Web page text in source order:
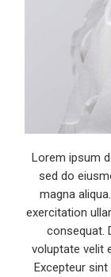
Lorem ipsum
sed do
magna
exercitation
consequat.
voluptate velit
Excepteur